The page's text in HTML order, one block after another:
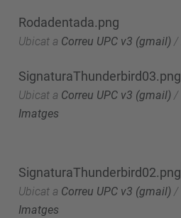
Rodadentada.png
Ubicat a Correu UPC v3 (gmail) /
SignaturaThunderbird03.png
Ubicat a Correu UPC v3 (gmail) /
Imatges
SignaturaThunderbird02.png
Ubicat a Correu UPC v3 (gmail) /
Imatges